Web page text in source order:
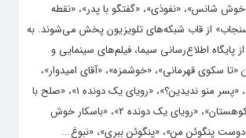
شانس»، «نفوذی»، «گفتگو با پدر»، «نقطه
سنجاب» از قاب شبکه‌های تلویزیون پخش می‌شوند. به
پایگاه اطلاع‌رسانی سیما، فیلم‌های سینمایی و
«تا سکوی قهرمانی»، «خوشمزه»، «آقای امیدوار»،
«خاتم شیراز»، «پدر»، «پسر منو ندیدین؟»، «رویای یک دونده ۱»، «صلح با
زندگی»، «خرس در کوهستان»، «رویای یک دونده ۲»، «باسکار خوش
پنگوئن من»، «پنگوئن ببری»، «نبوغ...